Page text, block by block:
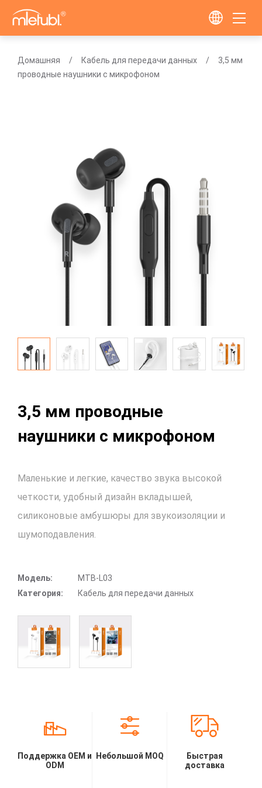
Домашняя Кабель для передачи данных
3,5 мм
проводные наушники с микрофоном
3,5 мм проводные
наушники с микрофоном
Маленькие и легкие, качество звука высокой
четкости, удобный дизайн вкладышей,
силиконовые амбушюры для звукоизоляции и
шумоподавления.
Модель:
MTB-L03
Категория:
Кабель для передачи данных
Поддержка OEM и
ODM
Небольшой MOQ
Быстрая
доставка